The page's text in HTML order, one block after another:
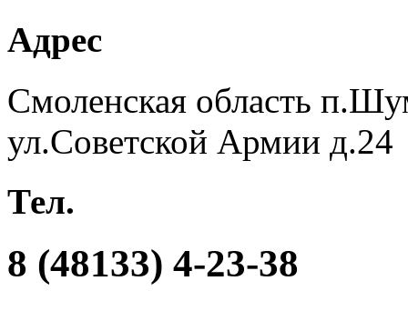
Адрес
Смоленская область
ул.Советской Армии д.24
Тел.
8 (48133) 4-23-38